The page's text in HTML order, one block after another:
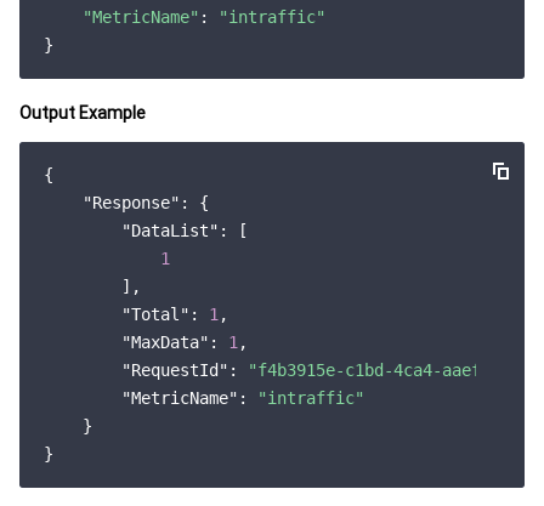
"MetricName" :
"intraffic"
Output Example
{
"Response" : {
"DataList" : [
1
        ],
"Total" : 1 ,
"MaxData" : 1 ,
"RequestId" :
"f4b3915e-c1bd-4ca4-aaef-
"MetricName" :
"intraffic"
    }